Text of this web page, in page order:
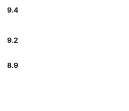
9.4
9.2
8.9